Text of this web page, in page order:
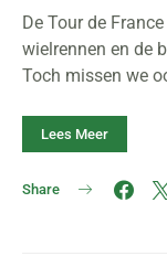
De Tour de
wielrennen en de
Toch missen we
Lees Meer
Share